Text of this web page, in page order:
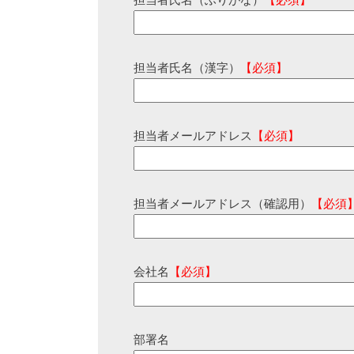
担当者氏名（漢字） 【必須】
担当者メールアドレス 【必須】
担当者メールアドレス（確認用） 【必須
会社名 【必須】
部署名